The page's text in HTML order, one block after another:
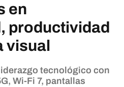
en
productividad
visual
tecnológico con
Wi-Fi 7, pantallas